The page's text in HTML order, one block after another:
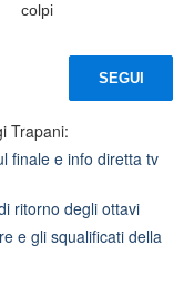
colpi
SEGUI
Trapani:
finale e info diretta tv
ritorno degli ottavi
e gli squalificati della